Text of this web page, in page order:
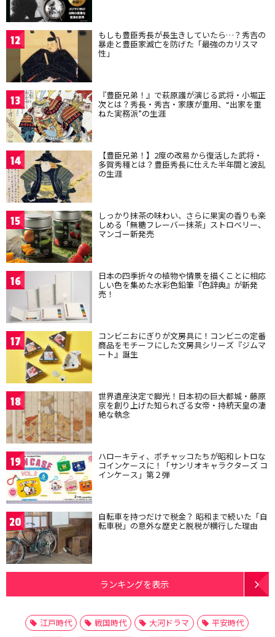
12 もしも豊臣秀長が長生きしていたら…？秀吉の
暴走と豊臣家滅亡を防げた「最強のカリスマ
性」
13 『豊臣兄弟！』で萩原護が演じる武将・小堀正
次とは？秀長・秀吉・家康が重用、“出家を重
ねた実務派”の生涯
14 【豊臣兄弟！】2度の改易から復活した武将・
多賀秀種とは？豊臣秀長に仕えた半年間と波乱
の生涯
15 しっかり抹茶の味わい、さらに果実の香りも楽
しめる「無糖フレーバー抹茶」ストロベリー、
マンゴー新発売
16 日本の四季折々の植物や情景を描くことに相応
しい色を集めた水彩色鉛筆『色辞典』が新発
売！
17 コンビニおにぎりが文房具に！コンビニの定番
商品をモチーフにした文房具シリーズ『ジムマ
ート』誕生
18 世界遺産決定で脚光！日本初の巨大都城・藤原
京を創り上げた知られざる女帝・持統天皇の凄
絶な執念
19 ハローキティ、ポチャッコたちが昭和レトロな
コインケースに！「サンリオキャラクターズ コ
インケース」第２弾
20 自転車を持つだけで税金？ 昭和まで続いた「自
転車税」の意外な歴史と脱税が横行した理由
ランキングを表示
江戸時代 戦国時代 大河ドラマ
平安時代